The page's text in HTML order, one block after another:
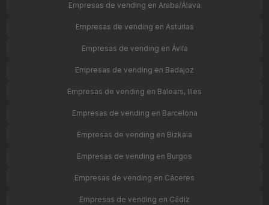
Empresas de vending en Araba/Álava
Empresas de vending en Asturias
Empresas de vending en Ávila
Empresas de vending en Badajoz
Empresas de vending en Balears, Illes
Empresas de vending en Barcelona
Empresas de vending en Bizkaia
Empresas de vending en Burgos
Empresas de vending en Cáceres
Empresas de vending en Cádiz